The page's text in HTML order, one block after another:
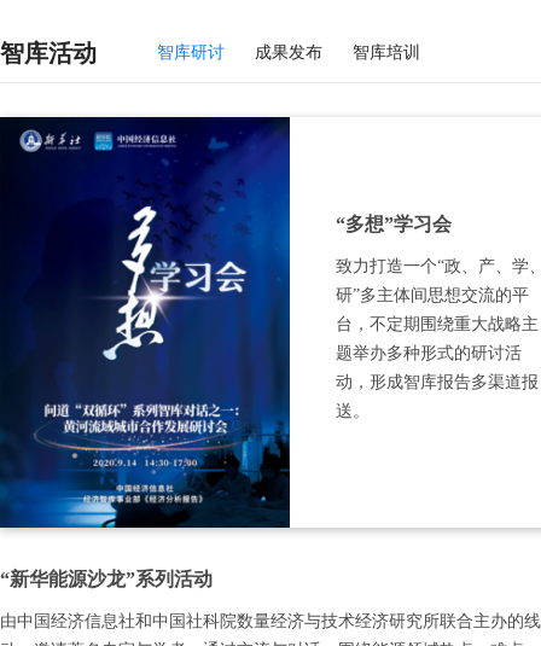
智库活动 智库研讨 成果发布 智库培训
“多想”学习会
致力打造一个“政、产、学
研”多主体间思想交流的平
台，不定期围绕重大战略主
题举办多种形式的研讨活
动，形成智库报告多渠道报
送。
“新华能源沙龙”系列活动
由中国经济信息社和中国社科院数量经济与技术经济研究所联合主办的